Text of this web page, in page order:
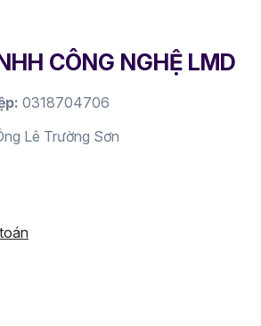
CÔNG NGHỆ LMD
0318704706
Lê Trường Sơn